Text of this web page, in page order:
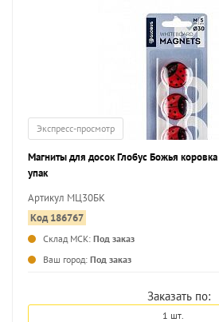
Экспресс-просмотр
Магниты для досок Глобус Божья
упак
Артикул МЦ30БК
Код 186767
Склад МСК: Под заказ
Ваш город: Под заказ
Заказать по:
1 шт.